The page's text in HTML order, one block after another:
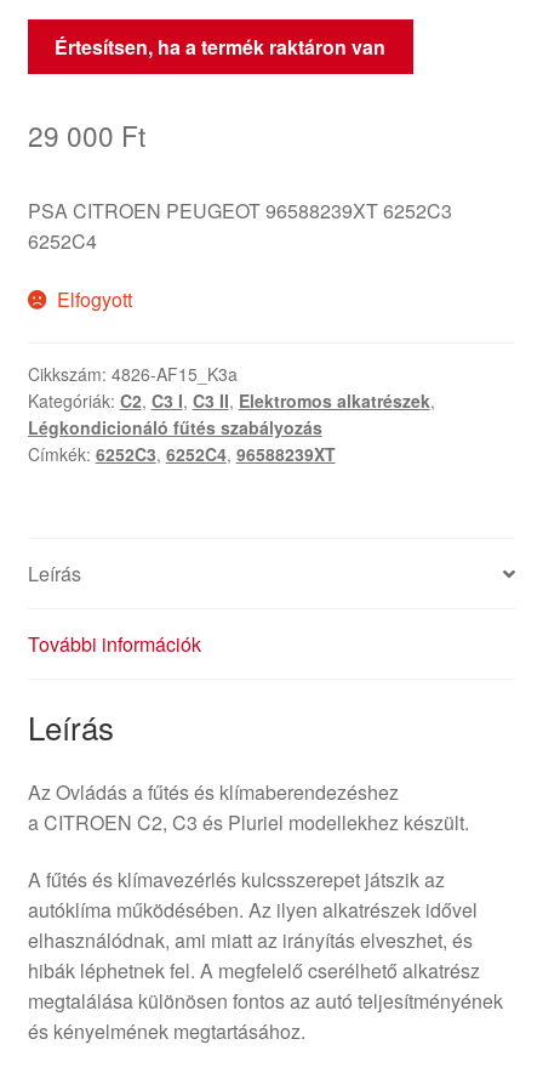
Értesítsen, ha a termék raktáron van
29 000 Ft
PSA CITROEN PEUGEOT 96588239XT 6252C3
6252C4
Elfogyott
Cikkszám: 4826-AF15_K3a
Kategóriák: C2, C3 I, C3 II, Elektromos alkatrészek,
Légkondicionáló fűtés szabályozás
Címkék: 6252C3, 6252C4, 96588239XT
Leírás
További információk
Leírás
Az Ovládás a fűtés és klímaberendezéshez
a CITROEN C2, C3 és Pluriel modellekhez készült.
A fűtés és klímavezérlés kulcsszerepet játszik az
autóklíma működésében. Az ilyen alkatrészek idővel
elhasználódnak, ami miatt az irányítás elveszhet, és
hibák léphetnek fel. A megfelelő cserélhető alkatrész
megtalálása különösen fontos az autó teljesítményének
és kényelmének megtartásához.